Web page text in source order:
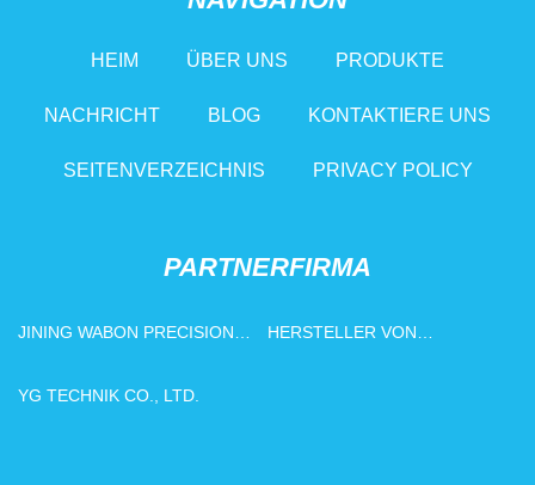
HEIM ÜBER UNS PRODUKTE
NACHRICHT BLOG KONTAKTIERE UNS
SEITENVERZEICHNIS PRIVACY POLICY
PARTNERFIRMA
JINING WABON PRECISION
HERSTELLER VON
YG TECHNIK CO., LTD.